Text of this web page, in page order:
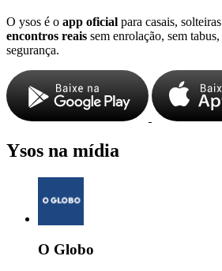
O ysos é o app oficial para casais,
encontros reais sem enrolação, sem
segurança.
Ysos na mídia
O Globo